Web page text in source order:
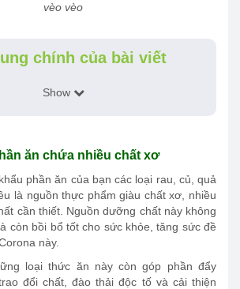
vèo vèo
chính của bài viết
Show
ăn chứa nhiều chất xơ
phần ăn của bạn các loại rau, củ, quả
là nguồn thực phẩm giàu chất xơ, nhiều
cần thiết. Nguồn dưỡng chất này không
còn bồi bổ tốt cho sức khỏe, tăng sức đề
này.
loại thức ăn này còn góp phần đẩy
đổi chất, đào thải độc tố và cải thiện